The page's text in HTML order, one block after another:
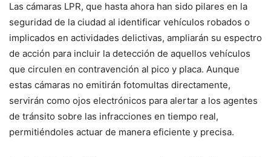
Las cámaras LPR, que hasta ahora han sido pilares en la
seguridad de la ciudad al identificar vehículos robados o
implicados en actividades delictivas, ampliarán su espectro
de acción para incluir la detección de aquellos vehículos
que circulen en contravención al pico y placa. Aunque
estas cámaras no emitirán fotomultas directamente,
servirán como ojos electrónicos para alertar a los agentes
de tránsito sobre las infracciones en tiempo real,
permitiéndoles actuar de manera eficiente y precisa.